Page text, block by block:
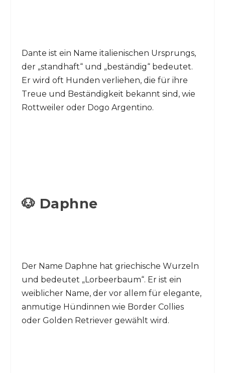
Dante ist ein Name italienischen Ursprungs,
der „standhaft“ und „beständig“ bedeutet.
Er wird oft Hunden verliehen, die für ihre
Treue und Beständigkeit bekannt sind, wie
Rottweiler oder Dogo Argentino.
🐶 Daphne
Der Name Daphne hat griechische Wurzeln
und bedeutet „Lorbeerbaum“. Er ist ein
weiblicher Name, der vor allem für elegante,
anmutige Hündinnen wie Border Collies
oder Golden Retriever gewählt wird.